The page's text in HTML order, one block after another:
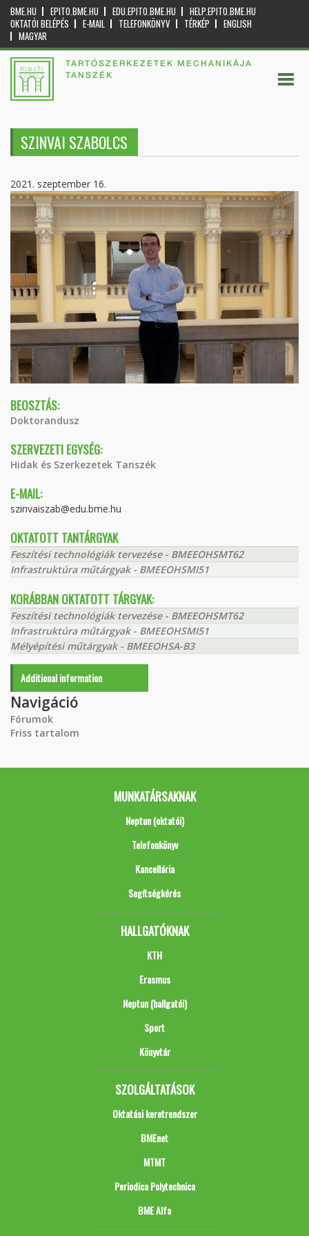
BME.HU EPITO.BME.HU EDU.EPITO.BME.HU
HELP.EPITO.BME.HU
OKTATÓI BELÉPÉS
E-MAIL TELEFONKÖNYV TÉRKÉP
ENGLISH
MAGYAR
TARTÓSZERKEZETEK MECHANIKÁJA
TANSZÉK
SZINVAI SZABOLCS
2021. szeptember 16.
BEOSZTÁS:
Doktorandusz
SZERVEZETI EGYSÉG:
Hidak és Szerkezetek Tanszék
E-MAIL:
szinvaiszab@edu.bme.hu
OKTATOTT TANTÁRGYAK
Feszítési technológiák tervezése - BMEEOHSMT62
Infrastruktúra műtárgyak - BMEEOHSMI51
KORÁBBAN OKTATOTT TÁRGYAK:
Feszítési technológiák tervezése - BMEEOHSMT62
Infrastruktúra műtárgyak - BMEEOHSMI51
Mélyépítési műtárgyak - BMEEOHSA-B3
Additional information
Navigáció
Fórumok
Friss tartalom
MUNKATÁRSAKNAK
Neptun (oktatói)
Telefonkönyv
Kancellária
Segítségkérés
HALLGATÓKNAK
KTH
Erasmus
Neptun (hallgatói)
Sport
Könyvtár
SZOLGÁLTATÁSOK
Oktatási keretrendszer
BMEnet
MTMT
Periodica Polytechnica
BME Alfa